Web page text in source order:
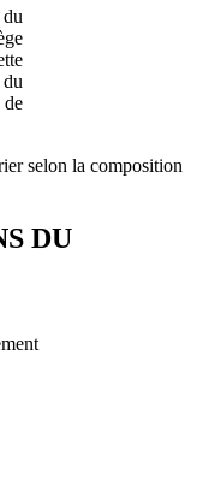
selon la composition
DU